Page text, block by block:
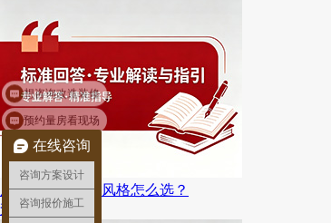
成都办公室装修风格怎么选？
查看详情
在线咨询
咨询方案设计
咨询报价施工
预约量房看现场